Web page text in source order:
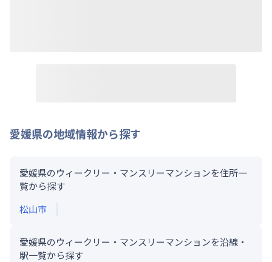
愛媛県の地域情報から探す
愛媛県のウィークリー・マンスリーマンションを住所一
覧から探す
松山市
愛媛県のウィークリー・マンスリーマンションを沿線・
駅一覧から探す